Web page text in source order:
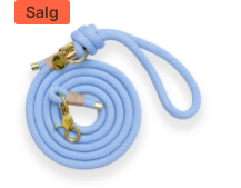
Salg